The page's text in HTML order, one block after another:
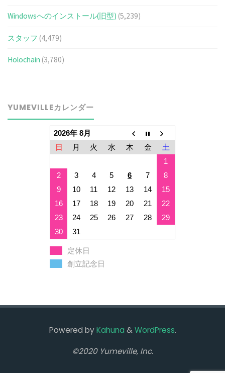
Windowsへのインストール(旧型) (5,239)
スタッフ (4,479)
Holochain (3,780)
YUMEVILLEカレンダー
2026年 8月
日
月 火 水 木 金
土
1
2
3 4 5 6 7
8
9
10 11 12 13 14
15
16
17 18 19 20 21
22
23
24 25 26 27 28
29
30
31
定休日
創立記念日
Powered byKahuna &WordPress.
©2020 Yumeville, Inc.